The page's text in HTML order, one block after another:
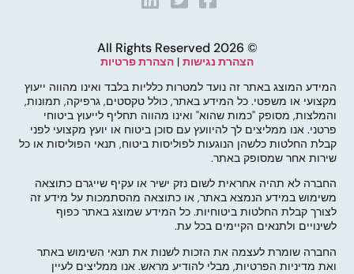
© 2026 All Rights Reserved
הצהרת נגישות | הצהרת פרטיות
המידע המוצג באתר זה נועד למטרות כלליות בלבד ואינו מהווה ייעוץ
מקצועי או משפטי. כל המידע באתר, כולל טקסטים, גרפיקה, תמונות,
והמלצות, מסופק "כמות שהוא" ואינו מהווה תחליף לייעוץ ביטוחי
פרטני. אנו ממליצים לך להיוועץ עם סוכן ביטוח או יועץ מקצועי לפני
קבלת החלטות כלשהן הנוגעות לפוליסות ביטוח, תנאי הפוליסות או כל
שירות אחר שמסופק באתר.
החברה לא תהיה אחראית לשום נזק ישיר או עקיף שייגרם כתוצאה
משימוש במידע הנמצא באתר, או כתוצאה מהסתמכות על מידע זה
לצורך קבלת החלטות ביטוחיות. כל המידע שמוצג באתר כפוף
לשינויים ולתנאים הקיימים בכל עת.
החברה שומרת לעצמה את הזכות לשנות את תנאי השימוש באתר
ואת מדיניות הפרטיות, מבלי להודיע מראש. אנו ממליצים לעיין